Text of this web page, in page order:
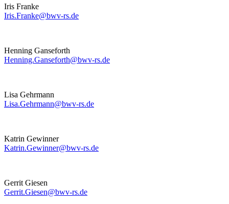
Iris Franke
Iris.Franke@bwv-rs.de
Henning Ganseforth
Henning.Ganseforth@bwv-rs.de
Lisa Gehrmann
Lisa.Gehrmann@bwv-rs.de
Katrin Gewinner
Katrin.Gewinner@bwv-rs.de
Gerrit Giesen
Gerrit.Giesen@bwv-rs.de